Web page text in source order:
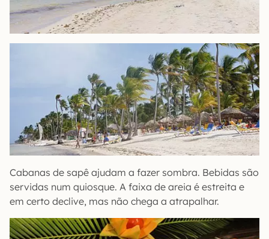
Cabanas de sapê ajudam a fazer sombra. Bebidas são
servidas num quiosque. A faixa de areia é estreita e
em certo declive, mas não chega a atrapalhar.